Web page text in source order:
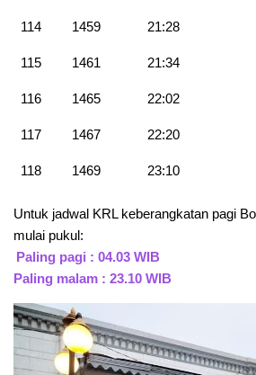
114 1459 21:28
115 1461 21:34
116 1465 22:02
117 1467 22:20
118 1469 23:10
Untuk jadwal KRL keberangkatan pagi
mulai pukul:
Paling pagi : 04.03 WIB
Paling malam : 23.10 WIB